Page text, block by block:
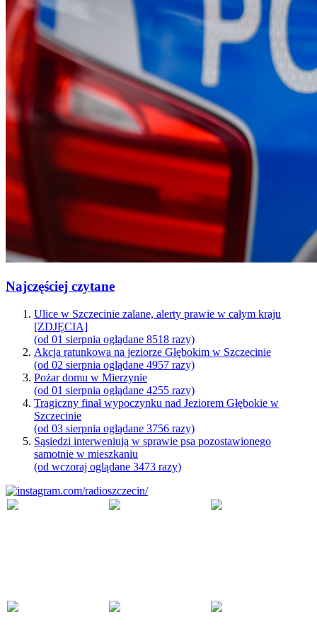
Najczęściej czytane
Ulice w Szczecinie zalane, alerty prawie w całym kraju
[ZDJĘCIA]
(od 01 sierpnia oglądane 8518 razy)
Akcja ratunkowa na jeziorze Głębokim w Szczecinie
(od 02 sierpnia oglądane 4957 razy)
Pożar domu w Mierzynie
(od 01 sierpnia oglądane 4255 razy)
Tragiczny finał wypoczynku nad Jeziorem Głębokie w
Szczecinie
(od 03 sierpnia oglądane 3756 razy)
Sąsiedzi interweniują w sprawie psa pozostawionego
samotnie w mieszkaniu
(od wczoraj oglądane 3473 razy)